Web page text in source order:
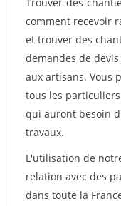
comment recevoir
et trouver des
demandes de
aux artisans. Vous
tous les
qui auront besoin
travaux.
L'utilisation de
relation avec des
dans toute la